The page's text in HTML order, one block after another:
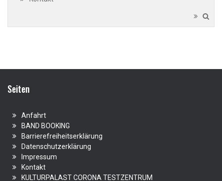
Seiten
Anfahrt
BAND BOOKING
Barrierefreiheitserklärung
Datenschutzerklärung
Impressum
Kontakt
KULTURPALAST CORONA TESTZENTRUM